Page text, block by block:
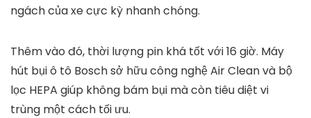
ngách của xe cực kỳ nhanh chóng.
Thêm vào đó, thời lượng pin khá tốt với 16 giờ. Máy
hút bụi ô tô Bosch sở hữu công nghệ Air Clean và bộ
lọc HEPA giúp không bám bụi mà còn tiêu diệt vi
trùng một cách tối ưu.